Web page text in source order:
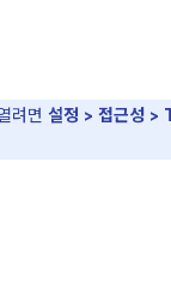
려면 설정 > 접근성 >